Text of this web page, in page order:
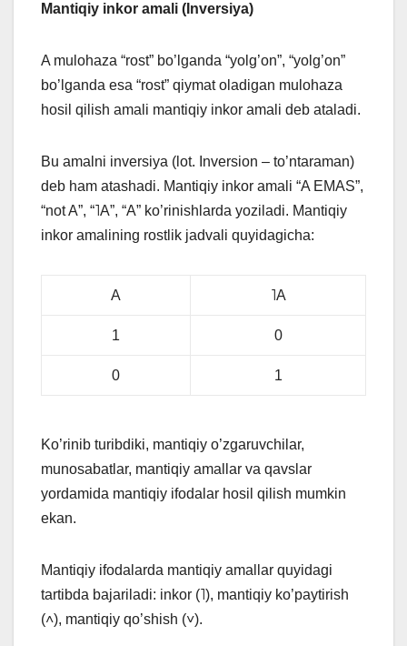
Mantiqiy inkor amali (Inversiya)
A mulohaza “rost” bo’lganda “yolg’on”, “yolg’on”
bo’lganda esa “rost” qiymat oladigan mulohaza
hosil qilish amali mantiqiy inkor amali deb ataladi.
Bu amalni inversiya (lot. Inversion – to’ntaraman)
deb ham atashadi. Mantiqiy inkor amali “A EMAS”,
“not A”, “˥A”, “A” ko’rinishlarda yoziladi. Mantiqiy
inkor amalining rostlik jadvali quyidagicha:
A ˥A
1 0
0 1
Ko’rinib turibdiki, mantiqiy o’zgaruvchilar,
munosabatlar, mantiqiy amallar va qavslar
yordamida mantiqiy ifodalar hosil qilish mumkin
ekan.
Mantiqiy ifodalarda mantiqiy amallar quyidagi
tartibda bajariladi: inkor (˥), mantiqiy ko’paytirish
(˄), mantiqiy qo’shish (˅).